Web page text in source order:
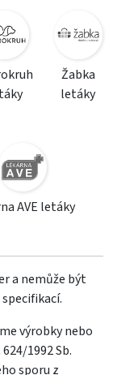
Žabka
letáky
AVE letáky
a nemůže být
výrobky nebo
1992 Sb.
sporu z